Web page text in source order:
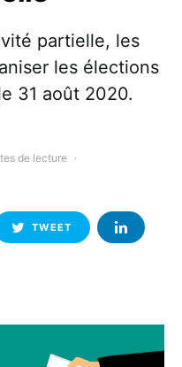
partielle, les
les élections
31 août 2020.
de lecture
TWEET